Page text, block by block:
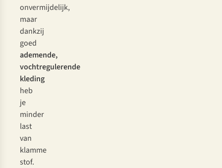
onvermijdelijk,
maar
dankzij
goed
ademende,
vochtregulerende
kleding
heb
je
minder
last
van
klamme
stof.